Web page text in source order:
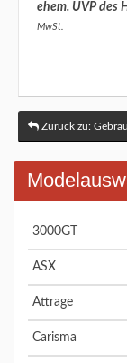
ehem. UVP des
MwSt.
Zurück zu:
3000GT
ASX
Attrage
Carisma